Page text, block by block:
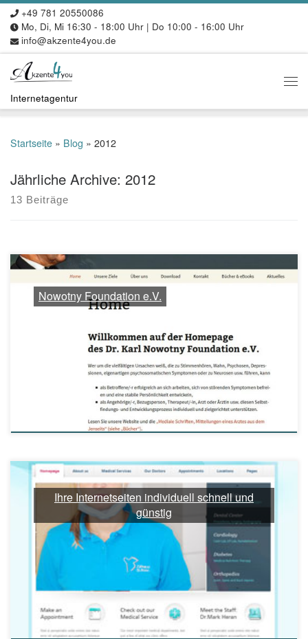
Zum Inhalt springen
+49 781 20550086
Mo, Di, Mi 16:30 - 18:00 Uhr | Do 10:00 - 16:00 Uhr
info@akzente4you.de
Internetagentur
Startseite » Blog » 2012
Jährliche Archive: 2012
13 Beiträge
Nowotny Foundation e.V.
Ihre Internetseiten individuell schnell und
günstig